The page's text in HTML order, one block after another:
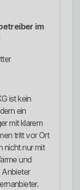
im
ist kein
ein
mit klarem
tritt vor Ort
nicht nur mit
und
Anbieter